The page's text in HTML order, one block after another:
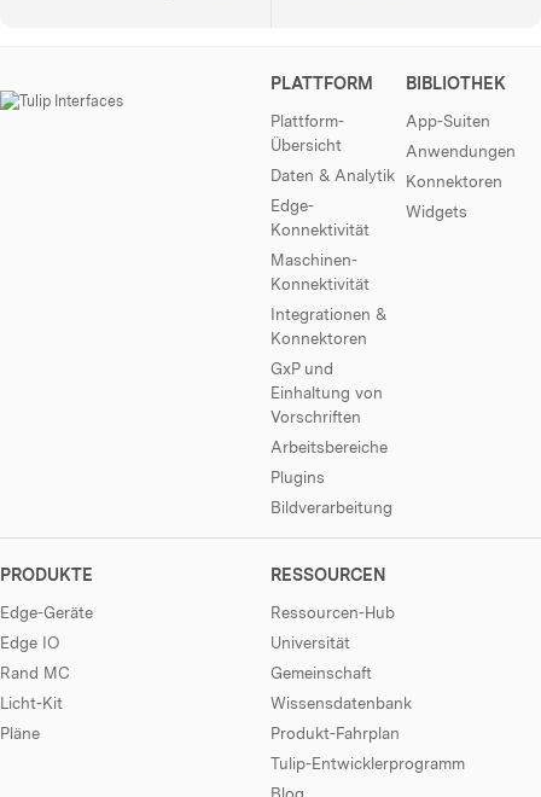
PLATTFORM
Plattform-
Übersicht
Daten & Analytik
Edge-
Konnektivität
Maschinen-
Konnektivität
Integrationen &
Konnektoren
GxP und
Einhaltung von
Vorschriften
Arbeitsbereiche
Plugins
Bildverarbeitung
BIBLIOTHEK
App-Suiten
Anwendungen
Konnektoren
Widgets
PRODUKTE
Edge-Geräte
Edge IO
Rand MC
Licht-Kit
Pläne
RESSOURCEN
Ressourcen-Hub
Universität
Gemeinschaft
Wissensdatenbank
Produkt-Fahrplan
Tulip-Entwicklerprogramm